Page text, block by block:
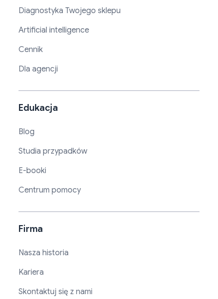
Diagnostyka Twojego sklepu
Artificial intelligence
Cennik
Dla agencji
Edukacja
Blog
Studia przypadków
E-booki
Centrum pomocy
Firma
Nasza historia
Kariera
Skontaktuj się z nami